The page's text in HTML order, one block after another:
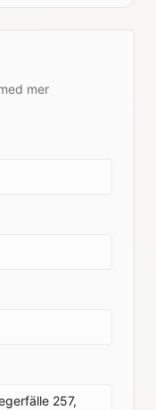
mer